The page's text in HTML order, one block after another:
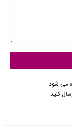
می شود.
کنید.